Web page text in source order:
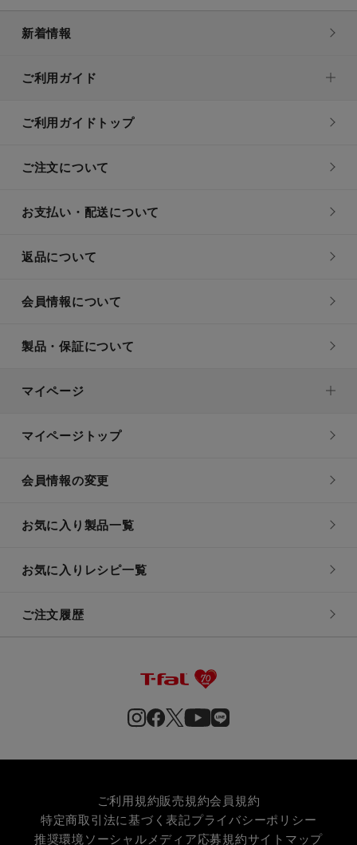
新着情報
ご利用ガイド
ご利用ガイドトップ
ご注文について
お支払い・配送について
返品について
会員情報について
製品・保証について
マイページ
マイページトップ
会員情報の変更
お気に入り製品一覧
お気に入りレシピ一覧
ご注文履歴
ご利用規約販売規約会員規約
特定商取引法に基づく表記プライバシーポリシー
推奨環境 ソーシャルメディア応募規約サイトマップ